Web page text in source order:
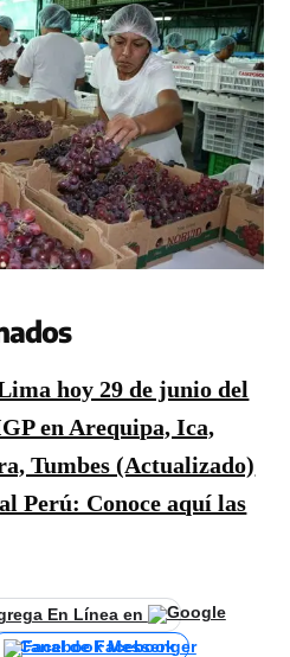
hoy 29 de junio del
en Arequipa, Ica,
Tumbes (Actualizado)
Perú: Conoce aquí las
En Línea en
Canal de Facebook